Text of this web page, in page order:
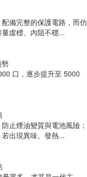
備完整的保護電路，而仿
虛標、內阻不穩...
口，逐步提升至 5000
止煙油變質與電池風險；
出現異味、發熱...